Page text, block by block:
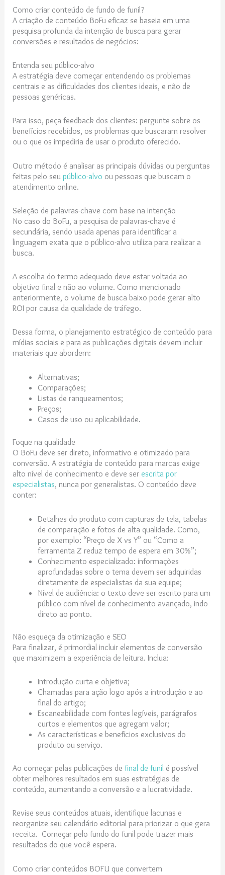
Como criar conteúdo de fundo de funil?
A criação de conteúdo BoFu eficaz se baseia em uma
pesquisa profunda da intenção de busca para gerar
conversões e resultados de negócios:
Entenda seu público-alvo
A estratégia deve começar entendendo os problemas
centrais e as dificuldades dos clientes ideais, e não de
pessoas genéricas.
Para isso, peça feedback dos clientes: pergunte sobre os
benefícios recebidos, os problemas que buscaram resolver
ou o que os impediria de usar o produto oferecido.
Outro método é analisar as principais dúvidas ou perguntas
feitas pelo seupúblico-alvo ou pessoas que buscam o
atendimento online.
Seleção de palavras-chave com base na intenção
No caso do BoFu, a pesquisa de palavras-chave é
secundária, sendo usada apenas para identificar a
linguagem exata que o público-alvo utiliza para realizar a
busca.
A escolha do termo adequado deve estar voltada ao
objetivo final e não ao volume. Como mencionado
anteriormente, o volume de busca baixo pode gerar alto
ROI por causa da qualidade de tráfego.
Dessa forma, o planejamento estratégico de conteúdo para
mídias sociais e para as publicações digitais devem incluir
materiais que abordem:
Alternativas;
Comparações;
Listas de ranqueamentos;
Preços;
Casos de uso ou aplicabilidade.
Foque na qualidade
O BoFu deve ser direto, informativo e otimizado para
conversão. A estratégia de conteúdo para marcas exige
alto nível de conhecimento e deve serescrita por
especialistas, nunca por generalistas. O conteúdo deve
conter:
Detalhes do produto com capturas de tela, tabelas
de comparação e fotos de alta qualidade. Como,
por exemplo: “Preço de X vs Y” ou “Como a
ferramenta Z reduz tempo de espera em 30%”;
Conhecimento especializado: informações
aprofundadas sobre o tema devem ser adquiridas
diretamente de especialistas da sua equipe;
Nível de audiência: o texto deve ser escrito para um
público com nível de conhecimento avançado, indo
direto ao ponto.
Não esqueça da otimização e SEO
Para finalizar, é primordial incluir elementos de conversão
que maximizem a experiência de leitura. Inclua:
Introdução curta e objetiva;
Chamadas para ação logo após a introdução e ao
final do artigo;
Escaneabilidade com fontes legíveis, parágrafos
curtos e elementos que agregam valor;
As características e benefícios exclusivos do
produto ou serviço.
Ao começar pelas publicações definal de funil é possível
obter melhores resultados em suas estratégias de
conteúdo, aumentando a conversão e a lucratividade.
Revise seus conteúdos atuais, identifique lacunas e
reorganize seu calendário editorial para priorizar o que gera
receita. Começar pelo fundo do funil pode trazer mais
resultados do que você espera.
Como criar conteúdos BOFU que convertem